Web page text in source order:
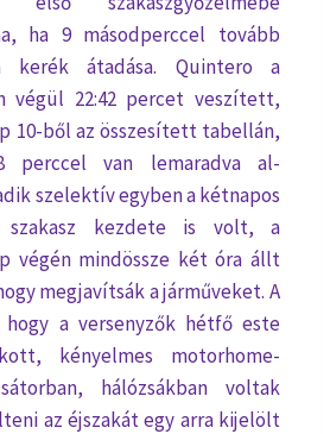
ha 9 másodperccel tovább
átadása. Quintero a
végül 22:42 percet veszített,
10-ből az összesített tabellán,
perccel van lemaradva al-
szelektív egyben a kétnapos
szakasz kezdete is volt, a
végén mindössze két óra állt
megjavítsák a járműveket. A
a versenyzők hétfő este
kényelmes motorhome-
hálózsákban voltak
az éjszakát egy arra kijelölt